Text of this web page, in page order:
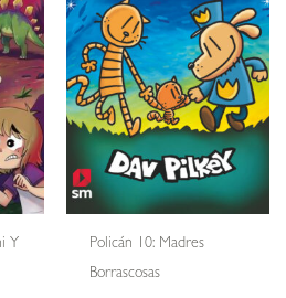
Y
Policán 10: Madres
Borrascosas